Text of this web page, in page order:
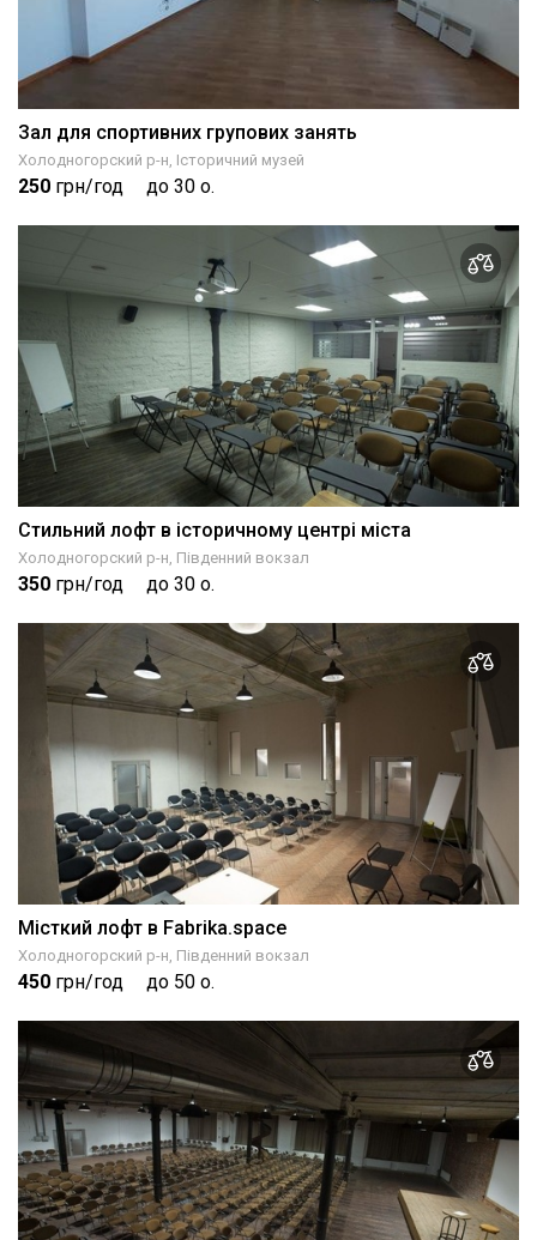
Зал для спортивних групових занять
Холодногорский р-н, Історичний музей
250 грн/год до 30 о.
Стильний лофт в історичному центрі міста
Холодногорский р-н, Південний вокзал
350 грн/год до 30 о.
Місткий лофт в Fabrika.space
Холодногорский р-н, Південний вокзал
450 грн/год до 50 о.